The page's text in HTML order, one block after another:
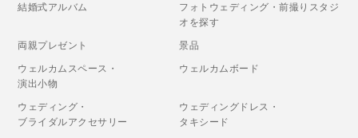
結婚式アルバム
フォトウェディング・前撮りスタジ
オを探す
両親プレゼント
景品
ウェルカムスペース・
演出小物
ウェルカムボード
ウェディング・
ブライダルアクセサリー
ウェディングドレス・
タキシード